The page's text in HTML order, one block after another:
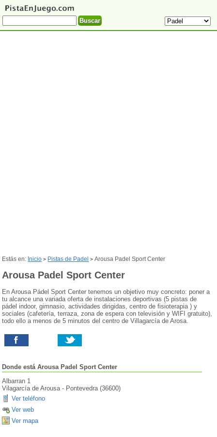
Estás en: Inicio > Pistas de Padel >Arousa Padel Sport Center
Arousa Padel Sport Center
En Arousa Pádel Sport Center tenemos un objetivo muy concreto: poner a
tu alcance una variada oferta de instalaciones deportivas (5 pistas de
pádel indoor, gimnasio, actividades dirigidas, centro de fisioterapia ) y
sociales (cafetería, terraza, zona de espera con televisión y WIFI gratuito),
todo ello a menos de 5 minutos del centro de Villagarcía de Arosa.
Donde estáArousa Padel Sport Center
Albarran 1
Vilagarcía de Arousa- Pontevedra(36600)
Ver teléfono
Ver web
Ver mapa